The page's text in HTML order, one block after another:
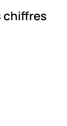
chiffres